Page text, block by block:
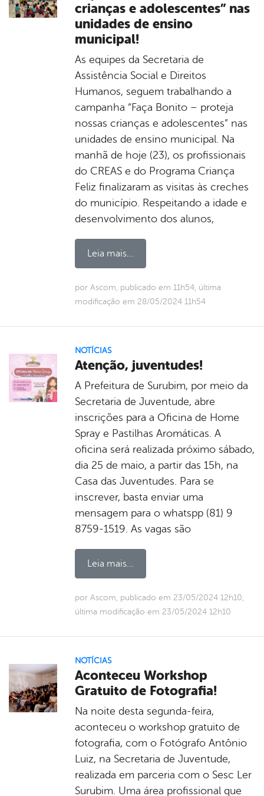
crianças e adolescentes” nas
unidades de ensino
municipal!
As equipes da Secretaria de
Assistência Social e Direitos
Humanos, seguem trabalhando a
campanha “Faça Bonito – proteja
nossas crianças e adolescentes” nas
unidades de ensino municipal. Na
manhã de hoje (23), os profissionais
do CREAS e do Programa Criança
Feliz finalizaram as visitas às creches
do município. Respeitando a idade e
desenvolvimento dos alunos,
Leia mais...
por Ascom, publicado em 11h54, última
modificação em 28/05/2024 11h54
NOTÍCIAS
Atenção, juventudes!
A Prefeitura de Surubim, por meio da
Secretaria de Juventude, abre
inscrições para a Oficina de Home
Spray e Pastilhas Aromáticas. A
oficina será realizada próximo sábado,
dia 25 de maio, a partir das 15h, na
Casa das Juventudes. Para se
inscrever, basta enviar uma
mensagem para o whatspp (81) 9
8759-1519. As vagas são
Leia mais...
por Ascom, publicado em 23/05/2024 12h10,
última modificação em 23/05/2024 12h10
NOTÍCIAS
Aconteceu Workshop
Gratuito de Fotografia!
Na noite desta segunda-feira,
aconteceu o workshop gratuito de
fotografia, com o Fotógrafo Antônio
Luiz, na Secretaria de Juventude,
realizada em parceria com o Sesc Ler
Surubim. Uma área profissional que